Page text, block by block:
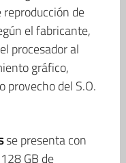
reproducción de
el fabricante,
procesador al
gráfico,
provecho del S.O.
se presenta con
GB de